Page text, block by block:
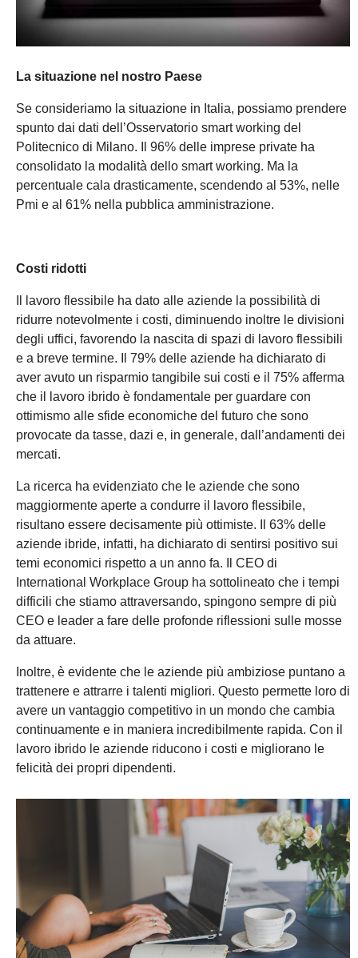
La situazione nel nostro Paese
Se consideriamo la situazione in Italia, possiamo prendere
spunto dai dati dell’Osservatorio smart working del
Politecnico di Milano. Il 96% delle imprese private ha
consolidato la modalità dello smart working. Ma la
percentuale cala drasticamente, scendendo al 53%, nelle
Pmi e al 61% nella pubblica amministrazione.
Costi ridotti
Il lavoro flessibile ha dato alle aziende la possibilità di
ridurre notevolmente i costi, diminuendo inoltre le divisioni
degli uffici, favorendo la nascita di spazi di lavoro flessibili
e a breve termine. Il 79% delle aziende ha dichiarato di
aver avuto un risparmio tangibile sui costi e il 75% afferma
che il lavoro ibrido è fondamentale per guardare con
ottimismo alle sfide economiche del futuro che sono
provocate da tasse, dazi e, in generale, dall’andamenti dei
mercati.
La ricerca ha evidenziato che le aziende che sono
maggiormente aperte a condurre il lavoro flessibile,
risultano essere decisamente più ottimiste. Il 63% delle
aziende ibride, infatti, ha dichiarato di sentirsi positivo sui
temi economici rispetto a un anno fa. Il CEO di
International Workplace Group ha sottolineato che i tempi
difficili che stiamo attraversando, spingono sempre di più
CEO e leader a fare delle profonde riflessioni sulle mosse
da attuare.
Inoltre, è evidente che le aziende più ambiziose puntano a
trattenere e attrarre i talenti migliori. Questo permette loro di
avere un vantaggio competitivo in un mondo che cambia
continuamente e in maniera incredibilmente rapida. Con il
lavoro ibrido le aziende riducono i costi e migliorano le
felicità dei propri dipendenti.